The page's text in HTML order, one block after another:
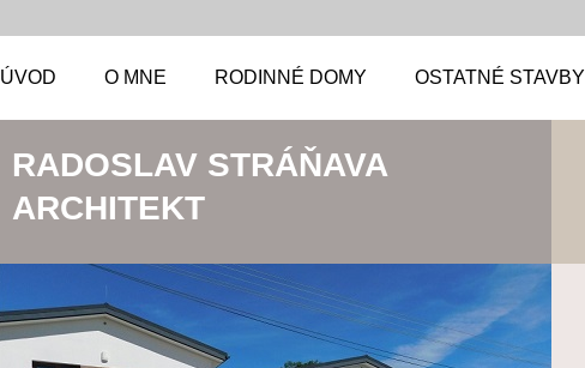
ÚVOD O MNE RODINNÉ DOMY OSTATNÉ STAVBY
RADOSLAV STRÁŇAVA
ARCHITEKT